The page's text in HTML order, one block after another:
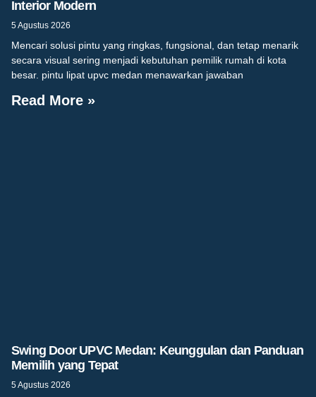
Interior Modern
5 Agustus 2026
Mencari solusi pintu yang ringkas, fungsional, dan tetap menarik
secara visual sering menjadi kebutuhan pemilik rumah di kota
besar. pintu lipat upvc medan menawarkan jawaban
Read More »
Swing Door UPVC Medan: Keunggulan dan Panduan
Memilih yang Tepat
5 Agustus 2026